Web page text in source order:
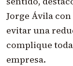
Jorge Ávila
evitar una
complique
empresa.